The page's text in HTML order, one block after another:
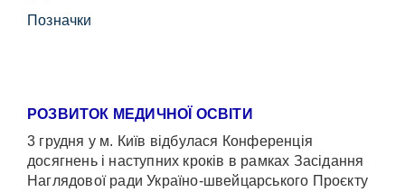
Позначки
РОЗВИТОК МЕДИЧНОЇ ОСВІТИ
3 грудня у м. Київ відбулася Конференція
досягнень і наступних кроків в рамках Засідання
Наглядової ради Україно-швейцарського Проєкту